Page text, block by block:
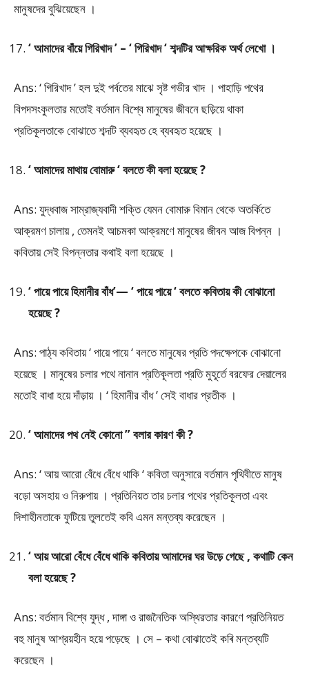
মানুষদের বুঝিয়েছেন ।
‘ আমাদের বাঁয়ে গিরিখাদ ’ – ‘ গিরিখাদ ‘ শব্দটির আক্ষরিক অর্থ লেখো ।
Ans: ‘ গিরিখাদ ’ হল দুই পর্বতের মাঝে সৃষ্ট গভীর খাদ । পাহাড়ি পথের
বিপদসংকুলতার মতোই বর্তমান বিশ্বে মানুষের জীবনে ছড়িয়ে থাকা
প্রতিকূলতাকে বোঝাতে শব্দটি ব্যবহৃত হে ব্যবহৃত হয়েছে ।
‘ আমাদের মাথায় বোমারু ‘ বলতে কী বলা হয়েছে ?
Ans: যুদ্ধবাজ সাম্রাজ্যবাদী শক্তি যেমন বোমারু বিমান থেকে অতর্কিতে
আক্রমণ চালায় , তেমনই আচমকা আক্রমণে মানুষের জীবন আজ বিপন্ন ।
কবিতায় সেই বিপন্নতার কথাই বলা হয়েছে ।
‘ পায়ে পায়ে হিমানীর বাঁধ’— ‘ পায়ে পায়ে ‘ বলতে কবিতায় কী বোঝানো
হয়েছে ?
Ans: পাঠ্য কবিতায় ‘ পায়ে পায়ে ‘ বলতে মানুষের প্রতি পদক্ষেপকে বোঝানো
হয়েছে । মানুষের চলার পথে নানান প্রতিকূলতা প্রতি মুহূর্তে বরফের দেয়ালের
মতোই বাধা হয়ে দাঁড়ায় । ‘ হিমানীর বাঁধ ’ সেই বাধার প্রতীক ।
‘ আমাদের পথ নেই কোনো ” বলার কারণ কী ?
Ans: ‘ আয় আরো বেঁধে বেঁধে থাকি ‘ কবিতা অনুসারে বর্তমান পৃথিবীতে মানুষ
বড়ো অসহায় ও নিরুপায় । প্রতিনিয়ত তার চলার পথের প্রতিকূলতা এবং
দিশাহীনতাকে ফুটিয়ে তুলতেই কবি এমন মন্তব্য করেছেন ।
‘ আয় আরো বেঁধে বেঁধে থাকি কবিতায় আমাদের ঘর উড়ে গেছে , কথাটি কেন
বলা হয়েছে ?
Ans: বর্তমান বিশ্বে যুদ্ধ , দাঙ্গা ও রাজনৈতিক অস্থিরতার কারণে প্রতিনিয়ত
বহু মানুষ আশ্রয়হীন হয়ে পড়েছে । সে – কথা বোঝাতেই কৰি মন্তব্যটি
করেছেন ।